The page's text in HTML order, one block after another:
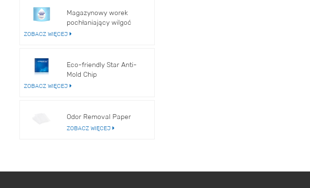
Magazynowy worek
pochłaniający wilgoć
TOP-1000
ZOBACZ WIĘCEJ
Eco-friendly Star Anti-
Mold Chip
ZOBACZ WIĘCEJ
Odor Removal Paper
ZOBACZ WIĘCEJ